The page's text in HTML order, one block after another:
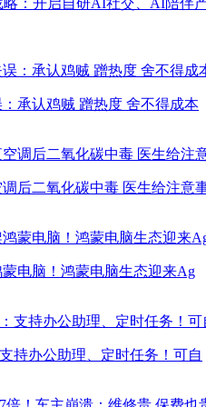
承认鸡贼 蹭热度 舍不得成本
后二氧化碳中毒 医生给注意
电脑！鸿蒙电脑生态迎来Ag
持办公助理、定时任务！可自